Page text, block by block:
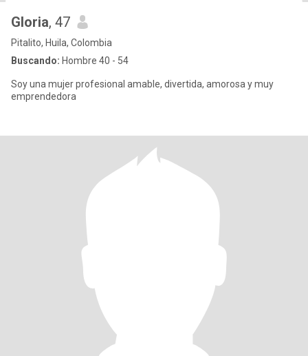
Gloria, 47
Pitalito, Huila, Colombia
Buscando: Hombre 40 - 54
Soy una mujer profesional amable, divertida, amorosa y muy
emprendedora